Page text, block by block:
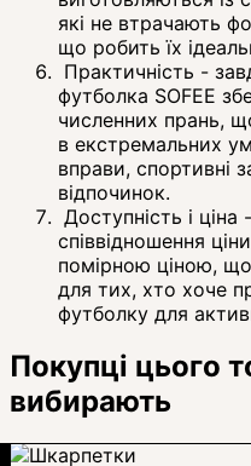
які не втрачають
що робить їх
Практичність -
футболка SOFEE
численних прань,
в екстремальних
вправи, спортивні
відпочинок.
Доступність і
співвідношення
помірною ціною,
для тих, хто хоче
футболку для
Покупці цього
вибирають